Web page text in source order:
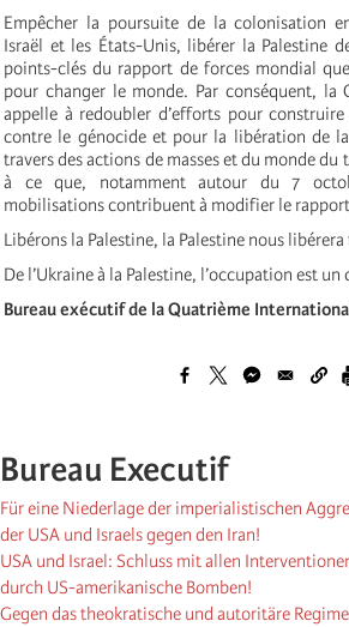
Empêcher la poursuite de la colonisation
Israël et les États-Unis, libérer la Palestine
points-clés du rapport de forces mondial
pour changer le monde. Par conséquent, la
appelle à redoubler d’efforts pour
contre le génocide et pour la libération de
travers des actions de masses et du monde
à ce que, notamment autour du 7
mobilisations contribuent à modifier le
Libérons la Palestine, la Palestine nous libérera
De l’Ukraine à la Palestine, l’occupation est un
Bureau exécutif de la Quatrième
Bureau Executif
Für eine Niederlage der imperialistischen
der USA und Israels gegen den Iran!
USA und Israel: Schluss mit allen
durch US-amerikanische Bomben!
Gegen das theokratische und autoritäre